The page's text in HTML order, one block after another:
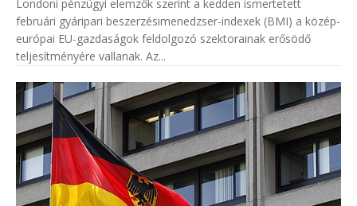
Londoni pénzügyi elemzők szerint a kedden ismertetett
februári gyáripari beszerzésimenedzser-indexek (BMI) a közép-
európai EU-gazdaságok feldolgozó szektorainak erősödő
teljesítményére vallanak. Az...